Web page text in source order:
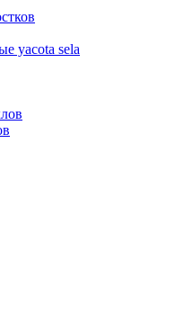
yacota sela